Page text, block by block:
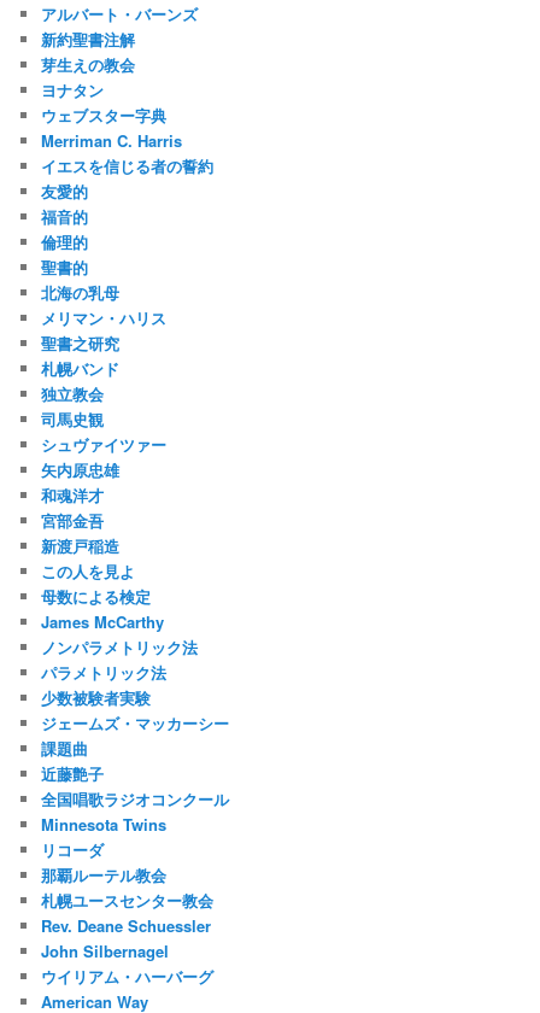
アルバート・バーンズ
新約聖書注解
芽生えの教会
ヨナタン
ウェブスター字典
Merriman C. Harris
イエスを信じる者の誓約
友愛的
福音的
倫理的
聖書的
北海の乳母
メリマン・ハリス
聖書之研究
札幌バンド
独立教会
司馬史観
シュヴァイツァー
矢内原忠雄
和魂洋才
宮部金吾
新渡戸稲造
この人を見よ
母数による検定
James McCarthy
ノンパラメトリック法
パラメトリック法
少数被験者実験
ジェームズ・マッカーシー
課題曲
近藤艶子
全国唱歌ラジオコンクール
Minnesota Twins
リコーダ
那覇ルーテル教会
札幌ユースセンター教会
Rev. Deane Schuessler
John Silbernagel
ウイリアム・ハーバーグ
American Way